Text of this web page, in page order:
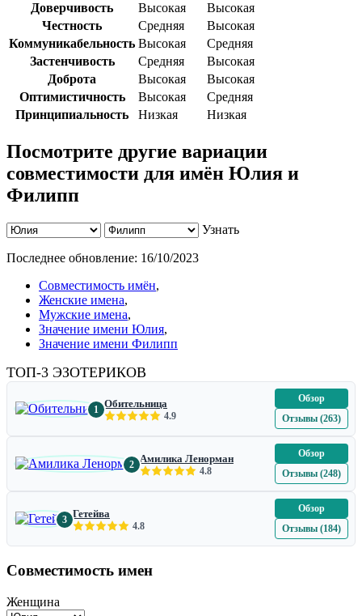
Доверчивость Высокая
Высокая
Честность
Средняя
Высокая
Коммуникабельность Высокая
Средняя
Застенчивость
Средняя
Высокая
Доброта
Высокая
Высокая
Оптимистичность
Высокая
Средняя
Принципиальность
Низкая Низкая
Посмотрите другие вариации
совместимости для имён Юлия и
Филипп
Узнать
Последнее обновление: 16/10/2023
Совместимость имён,
Женские имена,
Мужские имена,
Значение имени Юлия,
Значение имени Филипп
ТОП-3 ЭЗОТЕРИКОВ
1 Обительница
4.9
Обзор
Отзывы (263)
2 Амилика Ленорман
4.8
Обзор
Отзывы (248)
3 Гетейва
4.8
Обзор
Отзывы (184)
Совместимость имен
Женщина